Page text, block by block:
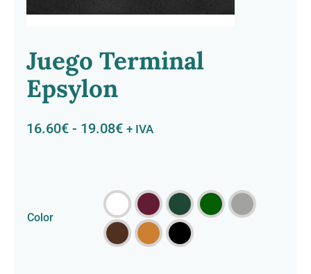
Juego Terminal
Epsylon
16.60€ - 19.08€Rango
16.60€
hasta
19.08€
+ IVA
Color